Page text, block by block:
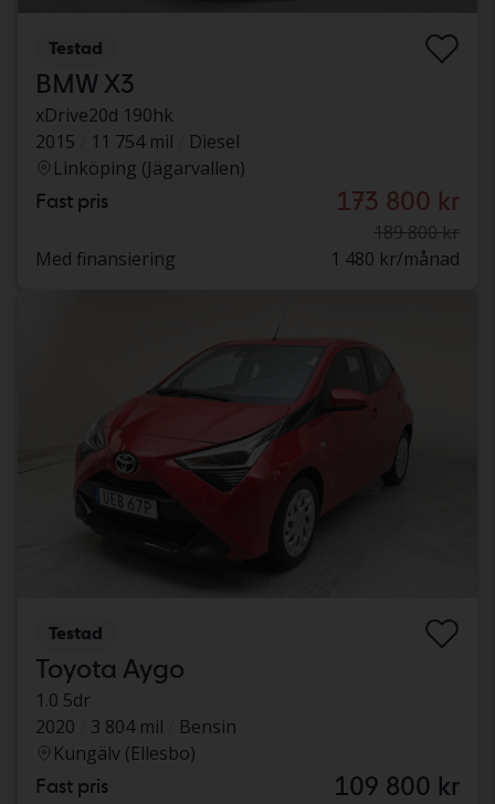
Testad
BMW X3
xDrive20d 190hk
2015
11 754 mil
Diesel
Linköping (Jägarvallen)
Fast pris 173 800 kr
189 800 kr
Med finansiering
1 480 kr/månad
Testad
Toyota Aygo
1.0 5dr
2020
3 804 mil
Bensin
Kungälv (Ellesbo)
Fast pris 109 800 kr